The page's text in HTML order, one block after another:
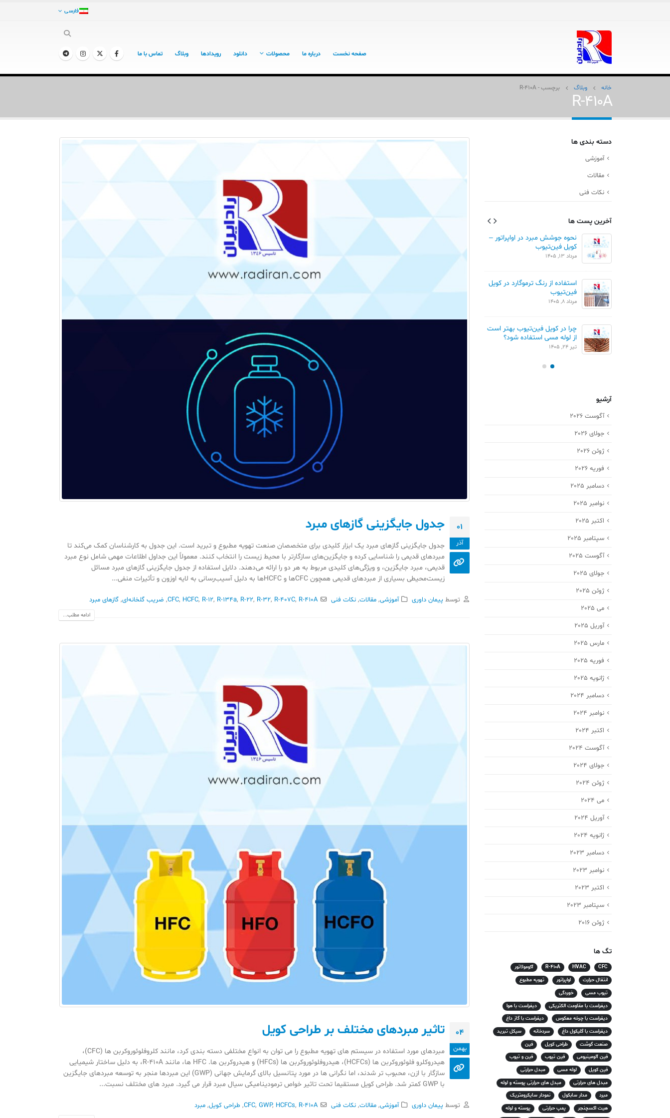
فارسی
صفحه نخست درباره ما محصولات دانلود رویدادها وبلاگ تماس با ما
خانه وبلاگ برچسب -R-410A
R-410A
01
آذر
جدول جایگزینی گازهای مبرد
جدول جایگزینی گازهای مبرد یک ابزار کلیدی برای متخصصان صنعت تهویه مطبوع و تبرید است. این جدول به کارشناسان کمک می‌کند تا
مبردهای قدیمی را شناسایی کرده و جایگزین‌های سازگارتر با محیط زیست را انتخاب کنند. معمولاً این جداول اطلاعات مهمی شامل نوع مبرد
قدیمی، مبرد جایگزین، و ویژگی‌های کلیدی مربوط به هر دو را ارائه می‌دهند. دلایل استفاده از جدول جایگزینی گازهای مبرد مسائل
زیست‌محیطی بسیاری از مبردهای قدیمی همچون CFCها و HCFCها به دلیل آسیب‌رسانی به لایه اوزون و تأثیرات منفی...
توسط پیمان داوری آموزشی,مقالات,نکات فنی CFC, HCFC, R-12, R-134a, R-22, R-32, R-407C, R-410A
, ضریب گلخانه‌ای, گازهای مبرد
ادامه مطلب...
04
بهمن
تاثیر مبردهای مختلف بر طراحی کویل
مبردهای مورد استفاده در سیستم های تهویه مطبوع را می توان به انواع مختلفی دسته بندی کرد، مانند کلروفلوئوروکربن ها (CFC)،
هیدروکلرو فلوئوروکربن ها (HCFCs)، هیدروفلوئوروکربن ها (HFCs) و هیدروکربن ها. HFC ها، مانند R-410A، به دلیل ساختار شیمیایی
سازگار با ازن، محبوب تر شدند، اما نگرانی ها در مورد پتانسیل بالای گرمایش جهانی (GWP) این مبردها منجر به توسعه مبردهای جایگزین
با GWP کمتر شد. طراحی کویل مستقیما تحت تاثیر خواص ترمودینامیکی سیال مبرد قرار می گیرد. مبرد های مختلف نسبت...
توسط پیمان داوری آموزشی,مقالات,نکات فنی CFC,GWP, HCFCs, R-410A
, طراحی کویل, مبرد
دسته بندی ها
آموزشی
مقالات
نکات فنی
آخرین پست ها
نحوه جوشش مبرد در اواپراتور –
کویل فین‌تیوب
مرداد 13, 1405
استفاده از رنگ ترموگارد در کویل
فین‌تیوب
مرداد 8, 1405
چرا در کویل فین‌تیوب بهتر است
از لوله مسی استفاده شود؟
تیر 24, 1405
مقایسه چیدمان خطی و مثلثی در
کویل های فین تیوب
کویل کندانسور
نحوه جوشش مبرد در اواپراتور –
کویل فین‌تیوب
مرداد 13, 1405
استفاده از رنگ ترموگارد در کویل
فین‌تیوب
از لوله مسی استفاده شود؟
کویل های فین تیوب
آرشیو
آگوست 2026
جولای 2026
ژوئن 2026
فوریه 2026
دسامبر 2025
نوامبر 2025
اکتبر 2025
سپتامبر 2025
آگوست 2025
جولای 2025
ژوئن 2025
می 2025
آوریل 2025
مارس 2025
فوریه 2025
ژانویه 2025
دسامبر 2024
نوامبر 2024
اکتبر 2024
آگوست 2024
جولای 2024
ژوئن 2024
می 2024
آوریل 2024
ژانویه 2024
دسامبر 2023
نوامبر 2023
اکتبر 2023
سپتامبر 2023
ژوئن 2016
تگ ها
CFC
HVAC
R-410A
آکومولاتور
انتقال حرارت
اواپراتور
تهویه مطبوع
تیوب مسی
خوردگی
دیفراست با مقاومت الکتریکی
دیفراست با هوا
دیفراست با چرخه معکوس
دیفراست با گاز داغ
دیفراست با گلیکول داغ
سردخانه
سیکل تبرید
صنعت گوشت
طراحی کویل
فین
فین آلومینیومی
فین تیوب
فین و تیوب
فین کویل
لوله مسی
مبدل حرارتی
مبدل های حرارتی
مبدل های حرارتی پوسته و لوله
مبرد
مدار سابکول
نمودار سایکرومتریک
هیت اکسچنجر
پمپ حرارتی
پوسته و لوله